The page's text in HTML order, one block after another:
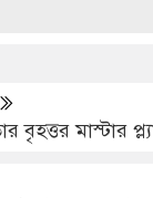
মাস্টার প্ল্যান